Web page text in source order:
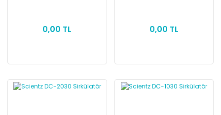
0,00 TL 0,00 TL